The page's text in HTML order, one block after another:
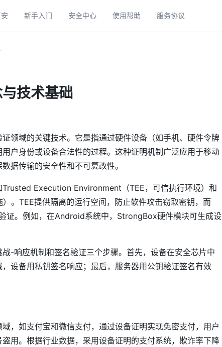
新手入门 安全中心 使用帮助 服务协议
技术基础
领域的关键技术。它是指通过硬件设备（如手机、硬件令牌
户身份或设备合法性的过程。这种证明机制广泛应用于移动
据传输的安全性和不可篡改性。
Trusted Execution Environment（TEE，可信执行环境）和
。TEE提供隔离的运行空间，防止软件攻击窃取密钥，而
证。例如，在Android系统中，StrongBox硬件模块可生成设
-响应机制和签名验证三个步骤。首先，设备在安全芯片中
设备用私钥签名响应；最后，服务器用公钥验证签名有效
，如支付宝和微信支付，通过设备证明实现免密支付，用户
用。根据行业数据，采用设备证明的支付系统，欺诈率下降